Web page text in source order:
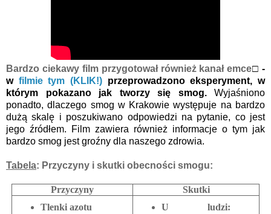
Bardzo ciekawy film przygotował również kanał emce□ -
w filmie tym (KLIK!) przeprowadzono eksperyment, w
którym pokazano jak tworzy się smog. Wyjaśniono
ponadto, dlaczego smog w Krakowie występuje na bardzo
dużą skalę i poszukiwano odpowiedzi na pytanie, co jest
jego źródłem. Film zawiera również informacje o tym jak
bardzo smog jest groźny dla naszego zdrowia.
Tabela: Przyczyny i skutki obecności smogu:
Przyczyny
Skutki
Tlenki azotu
U ludzi: